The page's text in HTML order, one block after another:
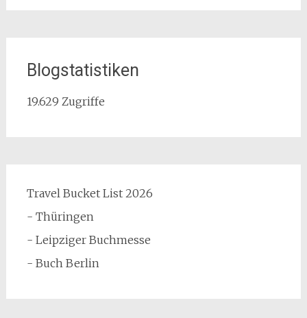
Blogstatistiken
19.629 Zugriffe
Travel Bucket List 2026
- Thüringen
- Leipziger Buchmesse
- Buch Berlin